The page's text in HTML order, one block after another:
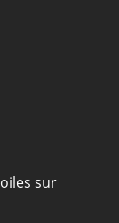
sur